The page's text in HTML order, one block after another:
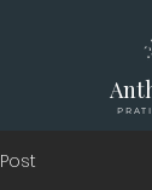
Post